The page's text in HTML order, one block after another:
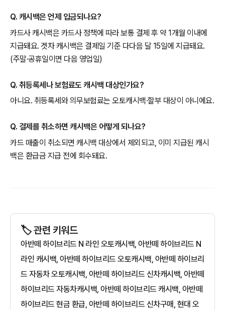
Q. 캐시백은 언제 입금되나요?
카드사 캐시백은 카드사 정책에 따라 보통 결제 후 약 1개월 이내에
지급돼요. 겟차 캐시백은 결제일 기준 다다음 달 15일에 지급돼요.
(주말·공휴일이면 다음 영업일)
Q. 취등록세나 보험료도 캐시백 대상인가요?
아니요. 취등록세와 의무보험료는 오토캐시백·할부 대상이 아니에요.
Q. 결제를 취소하면 캐시백은 어떻게 되나요?
카드 매출이 취소되면 캐시백 대상에서 제외되고, 이미 지급된 캐시
백은 환급금 지급 전에 회수돼요.
🏷️ 관련 키워드
아반떼 하이브리드 N 라인 오토캐시백, 아반떼 하이브리드 N
라인 캐시백, 아반떼 하이브리드 오토캐시백, 아반떼 하이브리
드 자동차 오토캐시백, 아반떼 하이브리드 신차캐시백, 아반떼
하이브리드 자동차캐시백, 아반떼 하이브리드 캐시백, 아반떼
하이브리드 현금 환급, 아반떼 하이브리드 신차구매, 현대 오